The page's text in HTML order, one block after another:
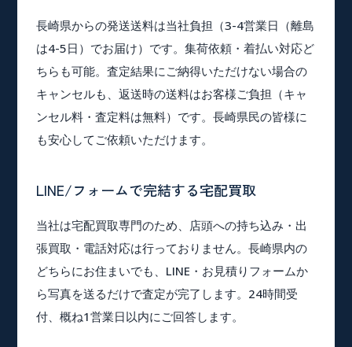
長崎県からの発送送料は当社負担（3-4営業日（離島
は4-5日）でお届け）です。集荷依頼・着払い対応ど
ちらも可能。査定結果にご納得いただけない場合の
キャンセルも、返送時の送料はお客様ご負担（キャ
ンセル料・査定料は無料）です。長崎県民の皆様に
も安心してご依頼いただけます。
LINE/フォームで完結する宅配買取
当社は宅配買取専門のため、店頭への持ち込み・出
張買取・電話対応は行っておりません。長崎県内の
どちらにお住まいでも、LINE・お見積りフォームか
ら写真を送るだけで査定が完了します。24時間受
付、概ね1営業日以内にご回答します。